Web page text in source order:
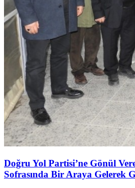
Doğru Yol Partisi’ne Gönül
Sofrasında Bir Araya Gelerek